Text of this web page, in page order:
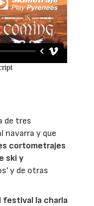
de tres
navarra y que
cortometrajes
ski y
y de otras
festival la charla